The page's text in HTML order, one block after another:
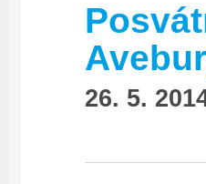
26. 5.